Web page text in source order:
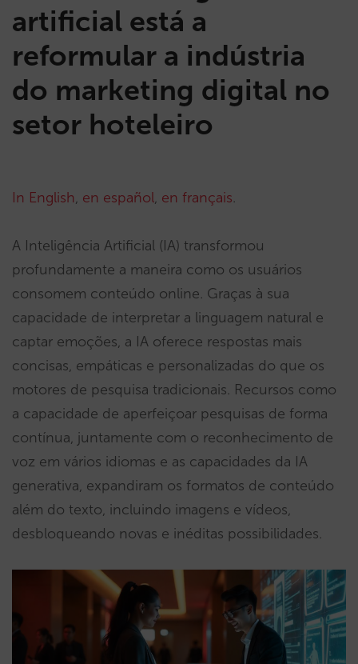
artificial está a
reformular a indústria
do marketing digital no
setor hoteleiro
In English, en español, en français.
A Inteligência Artificial (IA) transformou
profundamente a maneira como os usuários
consomem conteúdo online. Graças à sua
capacidade de interpretar a linguagem natural e
captar emoções, a IA oferece respostas mais
concisas, empáticas e personalizadas do que os
motores de pesquisa tradicionais. Recursos como
a capacidade de aperfeiçoar pesquisas de forma
contínua, juntamente com o reconhecimento de
voz em vários idiomas e as capacidades da IA
generativa, expandiram os formatos de conteúdo
além do texto, incluindo imagens e vídeos,
desbloqueando novas e inéditas possibilidades.